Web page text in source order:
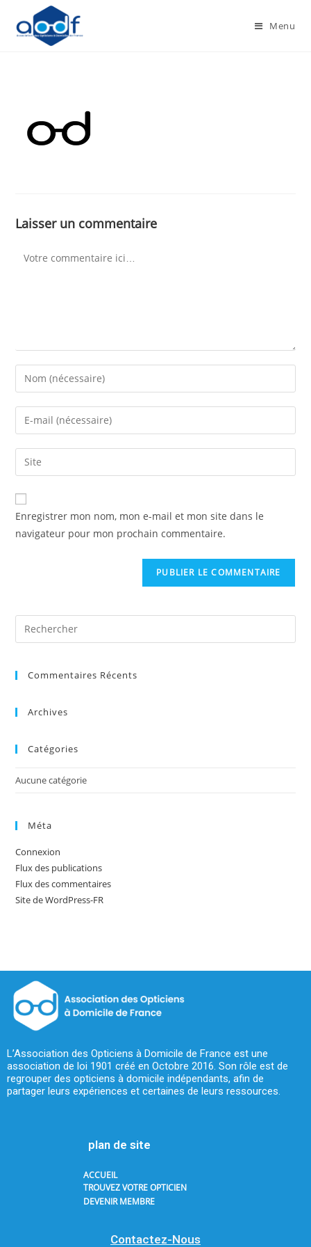
Menu
Laisser un commentaire
Enregistrer mon nom, mon e-mail et mon site dans le
navigateur pour mon prochain commentaire.
Commentaires Récents
Archives
Catégories
Aucune catégorie
Méta
Connexion
Flux des publications
Flux des commentaires
Site de WordPress-FR
L’Association des Opticiens à Domicile de France est une
association de loi 1901 créé en Octobre 2016. Son rôle est de
regrouper des opticiens à domicile indépendants, afin de
partager leurs expériences et certaines de leurs ressources.
plan de site
ACCUEIL
TROUVEZ VOTRE OPTICIEN
DEVENIR MEMBRE
Contactez-Nous